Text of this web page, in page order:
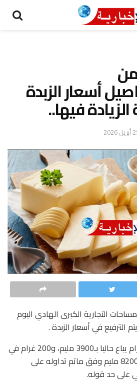
أسعار الزبدة
فيها..
2026
التجارية الكبرى الهادي اليوم
وأضاف أن سعر الـ100 غرام يباع حاليا بـ3900 مليم، و200 غرام في
حدود7700 مليم وليس بـ8200 مليم وفق ماتم تداوله على
على حد قوله.